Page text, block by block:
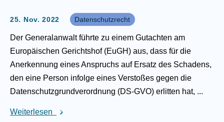
25. Nov. 2022 Datenschutzrecht
Der Generalanwalt führte zu einem Gutachten am
Europäischen Gerichtshof (EuGH) aus, dass für die
Anerkennung eines Anspruchs auf Ersatz des Schadens,
den eine Person infolge eines Verstoßes gegen die
Datenschutzgrundverordnung (DS-GVO) erlitten hat, ...
Weiterlesen